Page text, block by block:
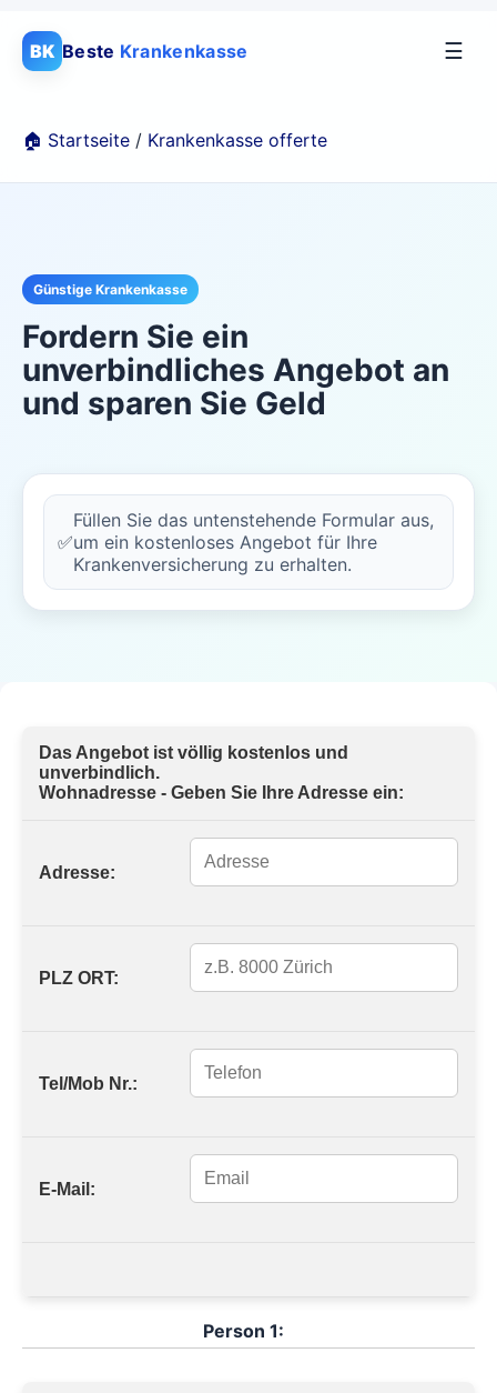
BK Beste Krankenkasse ☰
🏠 Startseite / Krankenkasse offerte
Günstige Krankenkasse
Fordern Sie ein
unverbindliches Angebot an
und sparen Sie Geld
✅
Füllen Sie das untenstehende Formular aus,
um ein kostenloses Angebot für Ihre
Krankenversicherung zu erhalten.
Das Angebot ist völlig kostenlos und
unverbindlich.
Wohnadresse - Geben Sie Ihre Adresse ein:
Adresse:
PLZ ORT:
Tel/Mob Nr.:
E-Mail:
Person 1: